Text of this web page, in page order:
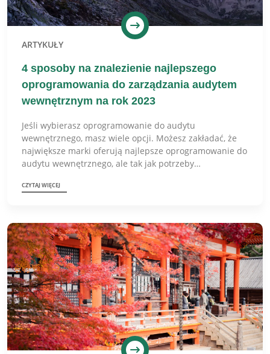
ARTYKUŁY
4 sposoby na znalezienie najlepszego
oprogramowania do zarządzania audytem
wewnętrznym na rok 2023
Jeśli wybierasz oprogramowanie do audytu
wewnętrznego, masz wiele opcji. Możesz zakładać, że
największe marki oferują najlepsze oprogramowanie do
audytu wewnętrznego, ale tak jak potrzeby…
CZYTAJ WIĘCEJ